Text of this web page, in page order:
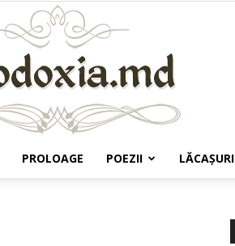
PROLOAGE POEZII LĂCAŞURI